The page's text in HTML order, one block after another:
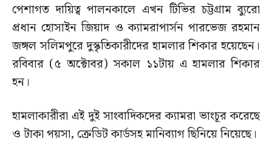
পেশাগত দায়িত্ব পালনকালে এখন টিভির চট্টগ্রাম ব্যুরো
প্রধান হোসাইন জিয়াদ ও ক্যামরাপার্সন পারভেজ রহমান
জঙ্গল সলিমপুরে দুস্কৃতিকারীদের হামলার শিকার হয়েছেন।
রবিবার (৫ অক্টোবর) সকাল ১১টায় এ হামলার শিকার
হন।
হামলাকারীরা এই দুই সাংবাদিকদের ক্যামরা ভাংচূর করেছে
ও টাকা পয়সা, ক্রেডিট কার্ডসহ মানিব্যাগ ছিনিয়ে নিয়েছে।